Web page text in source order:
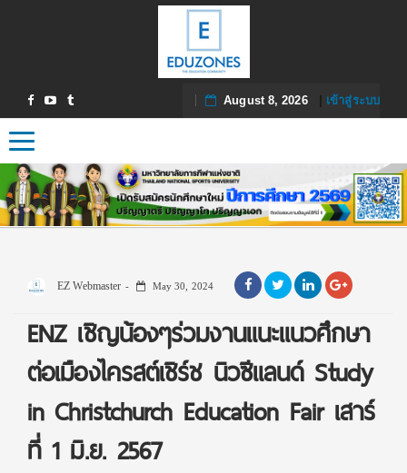
August 8, 2026| เข้าสู่ระบบ
Toggle navigation
EZ Webmaster May 30, 2024
ENZ เชิญน้องๆร่วมงานแนะแนวศึกษา
ต่อเมืองไครสต์เชิร์ช นิวซีแลนด์ Study
in Christchurch Education Fair เสาร์
ที่ 1 มิ.ย. 2567